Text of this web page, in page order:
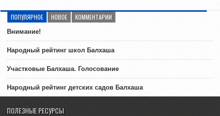
ПОПУЛЯРНОЕ НОВОЕ КОММЕНТАРИИ
Внимание!
Народный рейтинг школ Балхаша
Участковые Балхаша. Голосование
Народный рейтинг детских садов Балхаша
ПОЛЕЗНЫЕ РЕСУРСЫ